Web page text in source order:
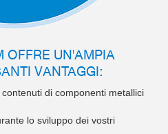
OFFRE UN'AMPIA
VANTAGGI:
di componenti metallici
lo sviluppo dei vostri